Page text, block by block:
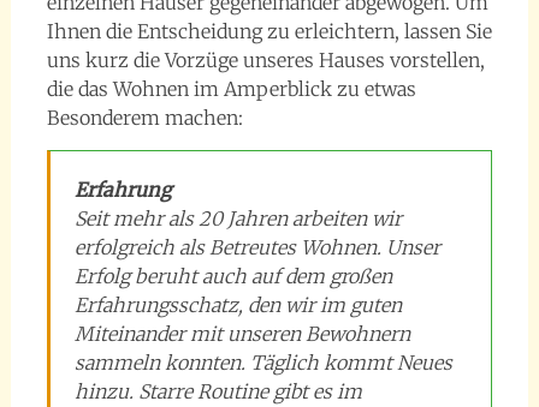
Ihnen die Entscheidung zu erleichtern, lassen Sie
uns kurz die Vorzüge unseres Hauses vorstellen,
die das Wohnen im Amperblick zu etwas
Besonderem machen:
Erfahrung
Seit mehr als 20 Jahren arbeiten wir
erfolgreich als Betreutes Wohnen. Unser
Erfolg beruht auch auf dem großen
Erfahrungsschatz, den wir im guten
Miteinander mit unseren Bewohnern
sammeln konnten. Täglich kommt Neues
hinzu. Starre Routine gibt es im